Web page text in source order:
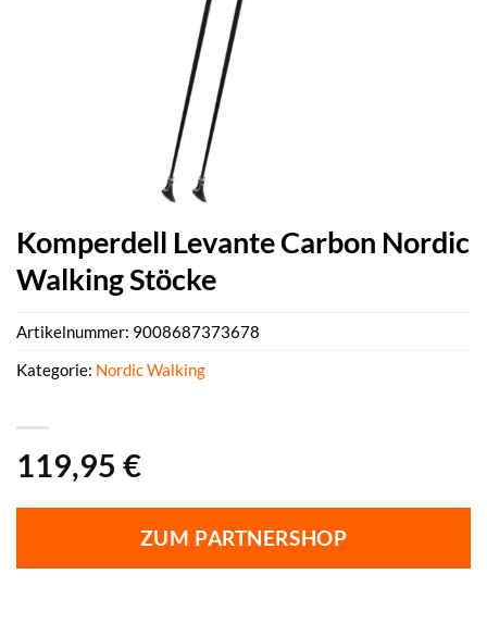
Komperdell Levante Carbon Nordic
Walking Stöcke
119,95 €
ZUM PARTNERSHOP
Artikelnummer: 9008687373678
Kategorie: Nordic Walking